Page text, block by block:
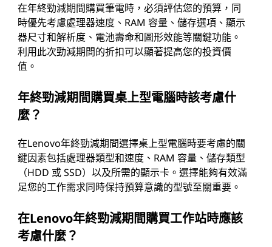
在年終勁減期間購買筆電時，必須評估您的預算，同
時優先考慮處理器速度、RAM 容量、儲存選項、顯示
器尺寸和解析度、電池壽命和圖形效能等關鍵功能。
利用此次勁減期間的折扣可以顯著提高您的投資價
值。
年終勁減期間購買桌上型電腦時該考慮什
麼？
在Lenovo年終勁減期間選擇桌上型電腦時要考慮的關
鍵因素包括處理器類型和速度、RAM 容量、儲存類型
（HDD 或 SSD）以及所需的顯示卡。選擇能夠有效滿
足您的工作需求同時保持預算意識的型號至關重要。
在Lenovo年終勁減期間購買工作站時應該
考慮什麼？